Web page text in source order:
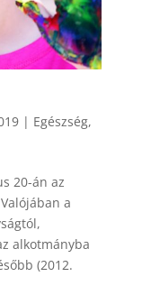
| Egészség,
20-án az
a
alkotmányba
(2012.